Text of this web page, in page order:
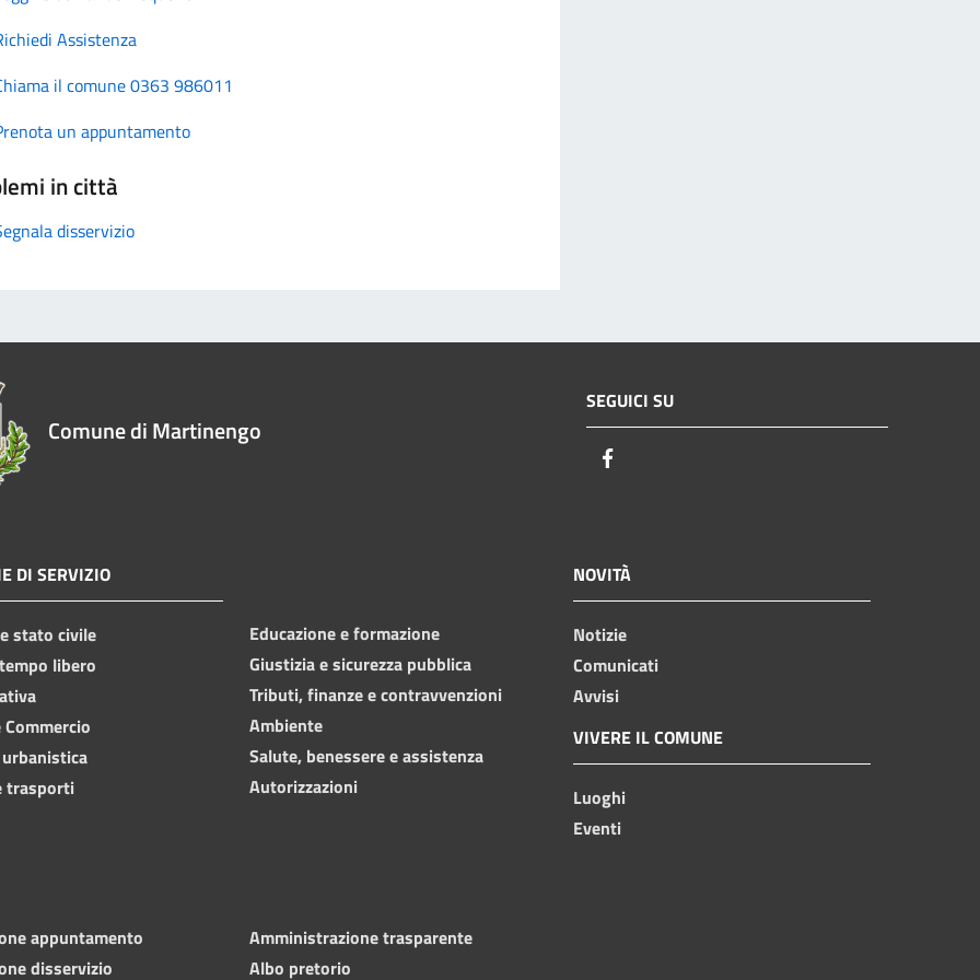
Assistenza
il comune 0363 986011
un appuntamento
in città
disservizio
Comune di Martinengo
SEGUICI SU
DI SERVIZIO
stato civile
libero
trasporti
Educazione e formazione
Giustizia e sicurezza pubblica
Tributi, finanze e contravvenzioni
Ambiente
Salute, benessere e assistenza
Autorizzazioni
NOVITÀ
Notizie
Comunicati
Avvisi
VIVERE IL COMUNE
Luoghi
Eventi
appuntamento
disservizio
Amministrazione trasparente
Albo pretorio